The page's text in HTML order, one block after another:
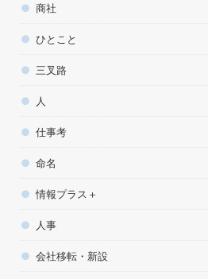
商社
ひとこと
三叉路
人
仕事考
命名
情報プラス＋
人事
会社移転・新設